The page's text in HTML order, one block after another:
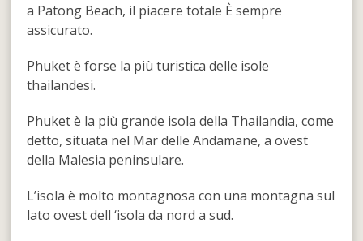
a Patong Beach, il piacere totale È sempre
assicurato.
Phuket è forse la più turistica delle isole
thailandesi.
Phuket è la più grande isola della Thailandia, come
detto, situata nel Mar delle Andamane, a ovest
della Malesia peninsulare.
L’isola è molto montagnosa con una montagna sul
lato ovest dell ‘isola da nord a sud.